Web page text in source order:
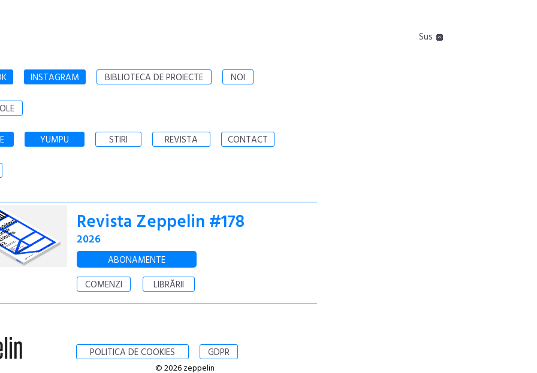
Sus
INSTAGRAM BIBLIOTECA DE PROIECTE NOI
YUMPU STIRI REVISTA CONTACT
Revista Zeppelin #178
2026
ABONAMENTE
COMENZI
LIBRĂRII
POLITICA DE COOKIES GDPR
© 2026 zeppelin